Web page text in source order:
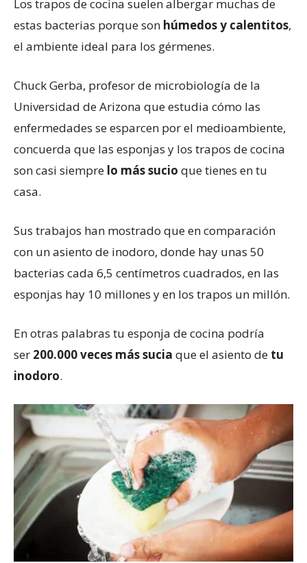
Los trapos de cocina suelen albergar muchas de
estas bacterias porque son húmedos y calentitos,
el ambiente ideal para los gérmenes.
Chuck Gerba, profesor de microbiología de la
Universidad de Arizona que estudia cómo las
enfermedades se esparcen por el medioambiente,
concuerda que las esponjas y los trapos de cocina
son casi siempre lo más sucio que tienes en tu
casa.
Sus trabajos han mostrado que en comparación
con un asiento de inodoro, donde hay unas 50
bacterias cada 6,5 centímetros cuadrados, en las
esponjas hay 10 millones y en los trapos un millón.
En otras palabras tu esponja de cocina podría
ser 200.000 veces más sucia que el asiento de tu
inodoro.